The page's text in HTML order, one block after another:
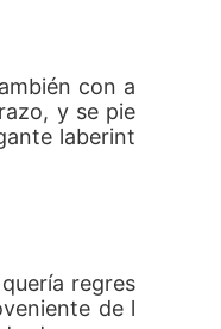
con a
y se pie
laberint
regres
de l